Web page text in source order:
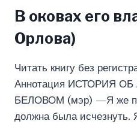
В оковах его
Орлова)
Читать книгу без
Аннотация ИСТОРИЯ
БЕЛОВОМ (мэр) —Я же
должна была исчезнуть.